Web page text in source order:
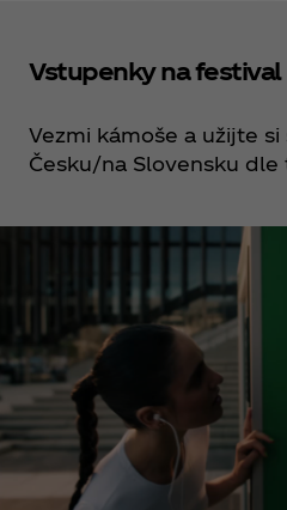
Vstupenky na festival
Vezmi kámoše a užijte
Česku/na Slovensku dle